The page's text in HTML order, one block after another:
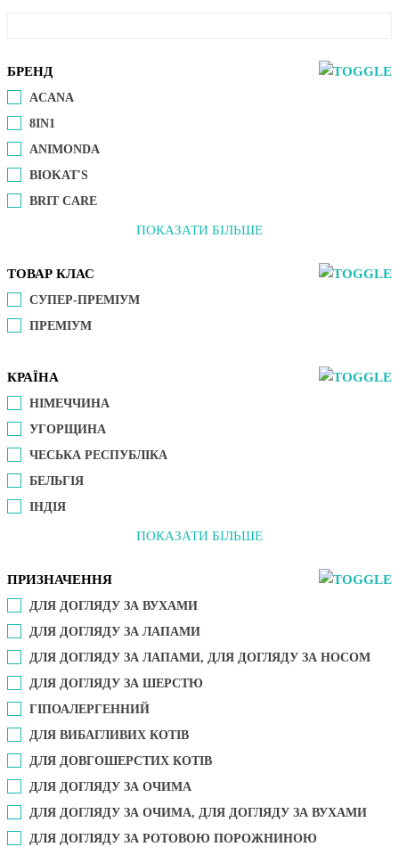
БРЕНД
ACANA
8IN1
ANIMONDA
BIOKAT'S
BRIT CARE
ПОКАЗАТИ БІЛЬШЕ
ТОВАР КЛАС
СУПЕР-ПРЕМІУМ
ПРЕМІУМ
КРАЇНА
НІМЕЧЧИНА
УГОРЩИНА
ЧЕСЬКА РЕСПУБЛІКА
БЕЛЬГІЯ
ІНДІЯ
ПОКАЗАТИ БІЛЬШЕ
ПРИЗНАЧЕННЯ
ДЛЯ ДОГЛЯДУ ЗА ВУХАМИ
ДЛЯ ДОГЛЯДУ ЗА ЛАПАМИ
ДЛЯ ДОГЛЯДУ ЗА ЛАПАМИ, ДЛЯ ДОГЛЯДУ ЗА НОСОМ
ДЛЯ ДОГЛЯДУ ЗА ШЕРСТЮ
ГІПОАЛЕРГЕННИЙ
ДЛЯ ВИБАГЛИВИХ КОТІВ
ДЛЯ ДОВГОШЕРСТИХ КОТІВ
ДЛЯ ДОГЛЯДУ ЗА ОЧИМА
ДЛЯ ДОГЛЯДУ ЗА ОЧИМА, ДЛЯ ДОГЛЯДУ ЗА ВУХАМИ
ДЛЯ ДОГЛЯДУ ЗА РОТОВОЮ ПОРОЖНИНОЮ